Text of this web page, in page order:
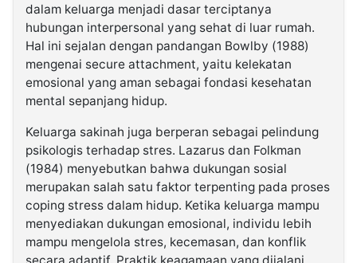
dalam keluarga menjadi dasar terciptanya
hubungan interpersonal yang sehat di luar rumah.
Hal ini sejalan dengan pandangan Bowlby (1988)
mengenai secure attachment, yaitu kelekatan
emosional yang aman sebagai fondasi kesehatan
mental sepanjang hidup.
Keluarga sakinah juga berperan sebagai pelindung
psikologis terhadap stres. Lazarus dan Folkman
(1984) menyebutkan bahwa dukungan sosial
merupakan salah satu faktor terpenting pada proses
coping stress dalam hidup. Ketika keluarga mampu
menyediakan dukungan emosional, individu lebih
mampu mengelola stres, kecemasan, dan konflik